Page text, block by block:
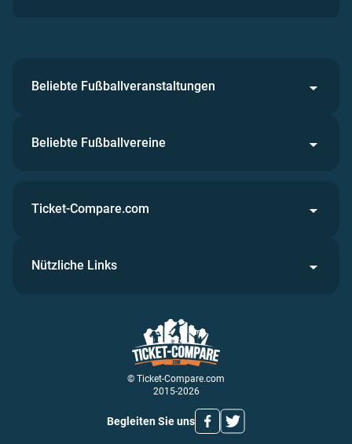
Beliebte Fußballveranstaltungen
Beliebte Fußballvereine
© Ticket-Compare.com
2015-2026
Begleiten Sie uns
Ticket-Compare.com
Nützliche Links